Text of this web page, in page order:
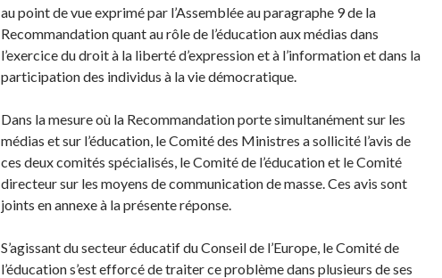
au point de vue exprimé par l’Assemblée au paragraphe 9 de la
Recommandation quant au rôle de l’éducation aux médias dans
l’exercice du droit à la liberté d’expression et à l’information et dans la
participation des individus à la vie démocratique.
Dans la mesure où la Recommandation porte simultanément sur les
médias et sur l’éducation, le Comité des Ministres a sollicité l’avis de
ces deux comités spécialisés, le Comité de l’éducation et le Comité
directeur sur les moyens de communication de masse. Ces avis sont
joints en annexe à la présente réponse.
S’agissant du secteur éducatif du Conseil de l’Europe, le Comité de
l’éducation s’est efforcé de traiter ce problème dans plusieurs de ses